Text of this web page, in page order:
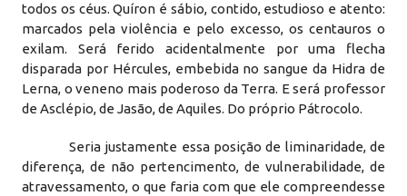
todos os céus. Quíron é sábio, contido, estudioso e atento:
marcados pela violência e pelo excesso, os centauros o
exilam. Será ferido acidentalmente por uma flecha
disparada por Hércules, embebida no sangue da Hidra de
Lerna, o veneno mais poderoso da Terra. E será professor
de Asclépio, de Jasão, de Aquiles. Do próprio Pátrocolo.
Seria justamente essa posição de liminaridade, de
diferença, de não pertencimento, de vulnerabilidade, de
atravessamento, o que faria com que ele compreendesse